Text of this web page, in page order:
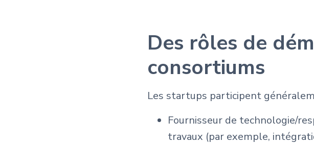
Des rôles de
consortiums
Les startups participent
Fournisseur de technologie/
travaux (par exemple,